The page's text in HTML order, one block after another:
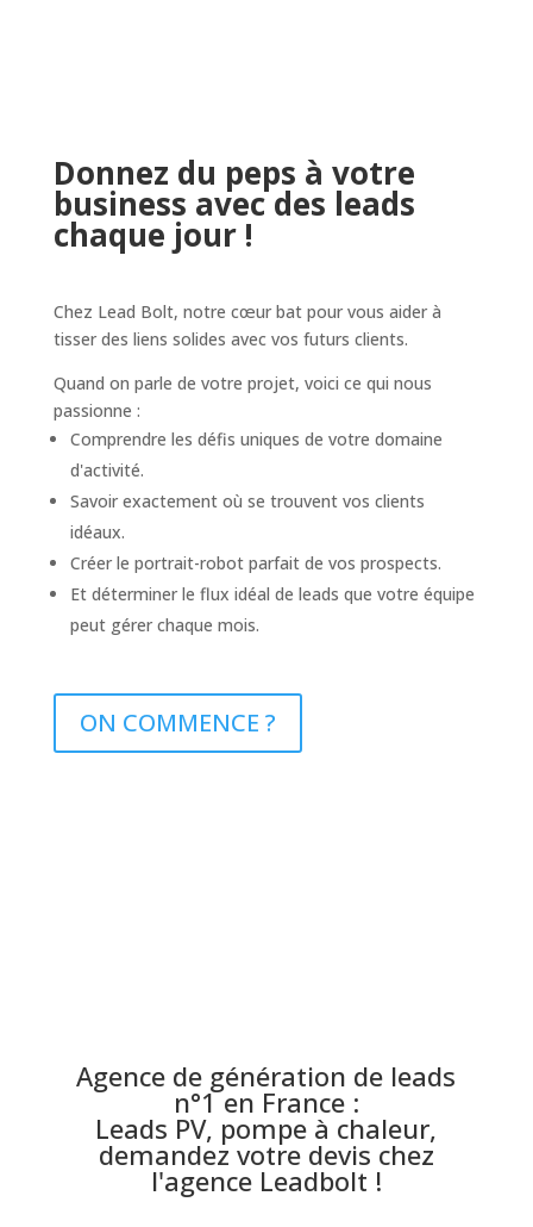
Donnez du peps à votre
business avec des leads
chaque jour !
Chez Lead Bolt, notre cœur bat pour vous aider à
tisser des liens solides avec vos futurs clients.
Quand on parle de votre projet, voici ce qui nous
passionne :
Comprendre les défis uniques de votre domaine
d'activité.
Savoir exactement où se trouvent vos clients
idéaux.
Créer le portrait-robot parfait de vos prospects.
Et déterminer le flux idéal de leads que votre équipe
peut gérer chaque mois.
ON COMMENCE ?
Agence de génération de leads
n°1 en France :
Leads PV, pompe à chaleur,
demandez votre devis chez
l'agence Leadbolt !